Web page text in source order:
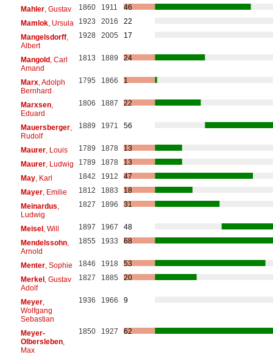
Mahler, Gustav 1860 1911
46
Mamlok, Ursula 1923 2016
22
Mangelsdorff,
Albert
1928 2005 17
Mangold, Carl
Amand
1813 1889 24
Marx, Adolph
Bernhard
1795 1866 1
Marxsen,
Eduard
1806 1887 22
Mauersberger,
Rudolf
1889 1971 56
Maurer, Louis 1789 1878
13
Maurer, Ludwig 1789 1878
13
May, Karl 1842 1912
47
Mayer, Emilie 1812 1883
18
Meinardus
Ludwig
1827 1896 31
Meisel, Will 1897 1967
48
Mendelssohn,
Arnold
1855 1933 68
Menter, Sophie 1846 1918
53
Merkel, Gustav
Adolf
1827 1885 20
Meyer,
Wolfgang
Sebastian
1936 1966 9
Meyer-
Olbersleben,
Max
1850 1927 62